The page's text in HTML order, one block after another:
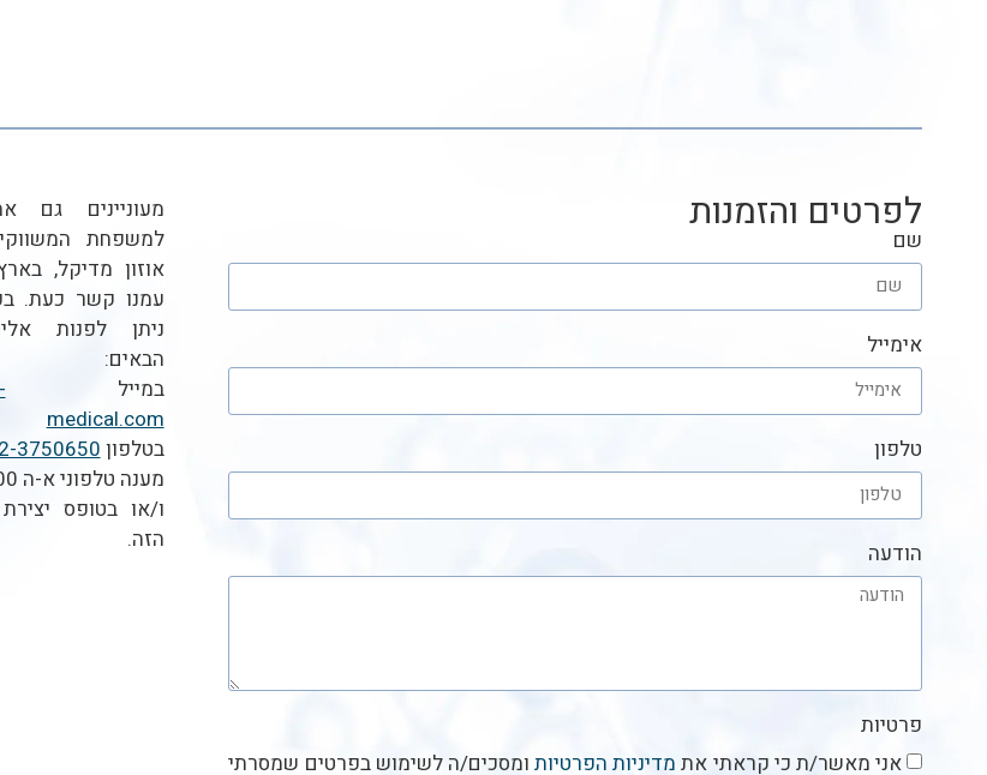
לפרטים והזמנות
שם
אימייל
טלפון
הודעה
פרטיות
אני מאשר/ת כי קראתי את מדיניות הפרטיותומסכים/ה לשימוש בפרטים שמסרתי
מעוניינים גם
למשפחת
אוזון מדיקל,
עמנו קשר כעת.
ניתן לפנות
הבאים:
במייל
medical.com
בטלפון3750650
מענה טלפוני א-ה 09:00-17:00
ו/או בטופס
הזה.